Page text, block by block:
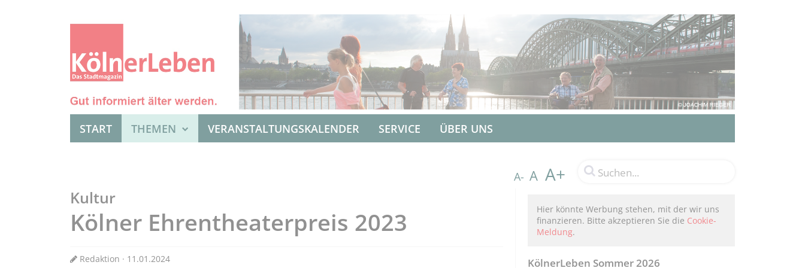
START THEMEN VERANSTALTUNGSKALENDER SERVICE ÜBER UNS
A- A A+
Kultur
Kölner Ehrentheaterpreis 2023
Redaktion · 11.01.2024
Hier könnte Werbung stehen, mit der wir uns
finanzieren. Bitte akzeptieren Sie die Cookie-
Meldung.
KölnerLeben Sommer 2026